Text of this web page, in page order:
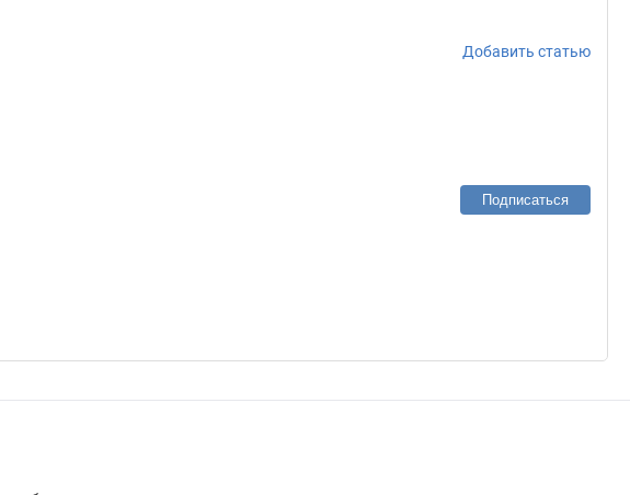
Добавить статью
Подписаться